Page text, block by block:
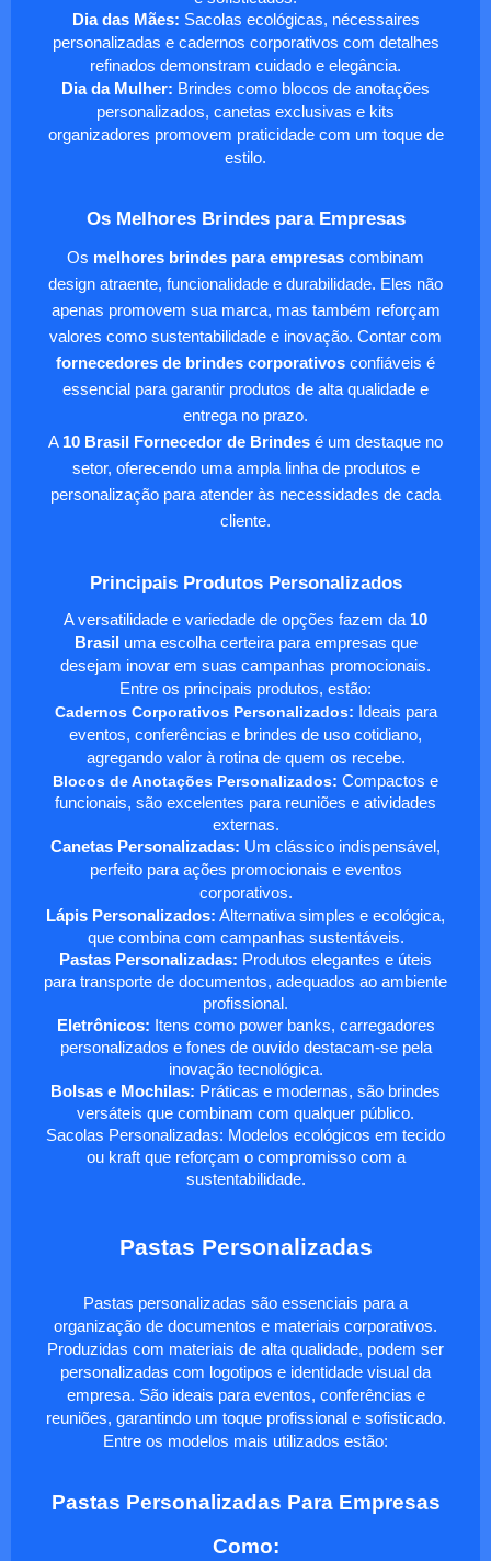
Dia das Mães: Sacolas ecológicas, nécessaires
personalizadas e cadernos corporativos com detalhes
refinados demonstram cuidado e elegância.
Dia da Mulher: Brindes como blocos de anotações
personalizados, canetas exclusivas e kits
organizadores promovem praticidade com um toque de
estilo.
Os Melhores Brindes para Empresas
Os melhores brindes para empresas combinam
design atraente, funcionalidade e durabilidade. Eles não
apenas promovem sua marca, mas também reforçam
valores como sustentabilidade e inovação. Contar com
fornecedores de brindes corporativos confiáveis é
essencial para garantir produtos de alta qualidade e
entrega no prazo.
A 10 Brasil Fornecedor de Brindes é um destaque no
setor, oferecendo uma ampla linha de produtos e
personalização para atender às necessidades de cada
cliente.
Principais Produtos Personalizados
A versatilidade e variedade de opções fazem da 10
Brasil uma escolha certeira para empresas que
desejam inovar em suas campanhas promocionais.
Entre os principais produtos, estão:
Cadernos Corporativos Personalizados: Ideais para
eventos, conferências e brindes de uso cotidiano,
agregando valor à rotina de quem os recebe.
Blocos de Anotações Personalizados: Compactos e
funcionais, são excelentes para reuniões e atividades
externas.
Canetas Personalizadas: Um clássico indispensável,
perfeito para ações promocionais e eventos
corporativos.
Lápis Personalizados: Alternativa simples e ecológica,
que combina com campanhas sustentáveis.
Pastas Personalizadas: Produtos elegantes e úteis
para transporte de documentos, adequados ao ambiente
profissional.
Eletrônicos: Itens como power banks, carregadores
personalizados e fones de ouvido destacam-se pela
inovação tecnológica.
Bolsas e Mochilas: Práticas e modernas, são brindes
versáteis que combinam com qualquer público.
Sacolas Personalizadas: Modelos ecológicos em tecido
ou kraft que reforçam o compromisso com a
sustentabilidade.
Pastas Personalizadas
Pastas personalizadas são essenciais para a
organização de documentos e materiais corporativos.
Produzidas com materiais de alta qualidade, podem ser
personalizadas com logotipos e identidade visual da
empresa. São ideais para eventos, conferências e
reuniões, garantindo um toque profissional e sofisticado.
Entre os modelos mais utilizados estão:
Pastas Personalizadas Para Empresas
Como: